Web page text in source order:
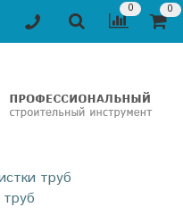
0 0
труб